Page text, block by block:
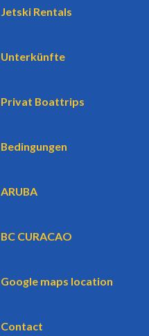
Jetski Rentals
Unterkünfte
Privat Boattrips
Bedingungen
ARUBA
BC CURACAO
Google maps location
Contact